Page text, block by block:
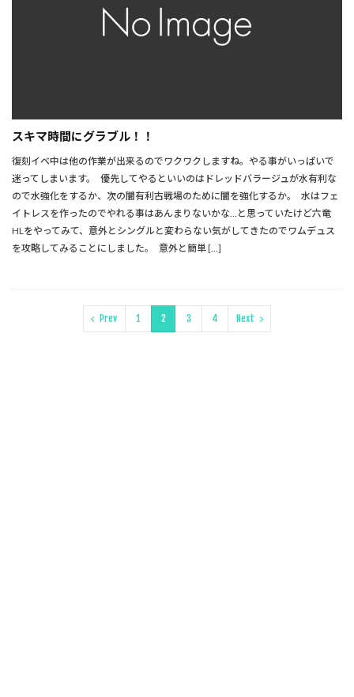
スキマ時間にグラブル！！
復刻イベ中は他の作業が出来るのでワクワクしますね。やる事がいっぱいで
迷ってしまいます。 優先してやるといいのはドレッドバラージュが水有利な
ので水強化をするか、次の闇有利古戦場のために闇を強化するか。 水はフェ
イトレスを作ったのでやれる事はあんまりないかな…と思っていたけど六竜
HLをやってみて、意外とシングルと変わらない気がしてきたのでワムデュス
を攻略してみることにしました。 意外と簡単 […]
Prev 1 2 3 4 Next